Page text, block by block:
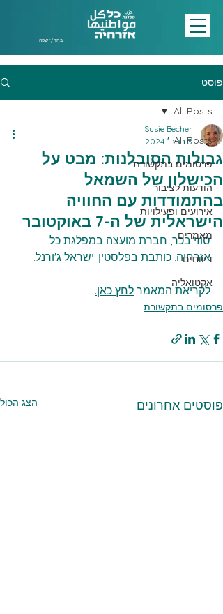
בחר/י שפה
פוסט
All Posts
פרסומים בתקשורת
הודעות לציבור
אירועים ופעילויות
מאמרים
דיווחים
אקטואליה
All Posts
גבולות הסובלנות: מבט על
הכישלון של השמאל
בהתמודדות עם החוויה
הישראלית של ה-7 באוקטובר
Susie Becher
3 בנוב׳ 2024
סוזי בכר, חברת מועצה במפלגת כל
אזרחיה, כותבת בפלסטין-ישראל ג'ורנל.
לקריאת המאמר לחץ כאן.
פרסומים בתקשורת
פוסטים אחרונים הצג הכול